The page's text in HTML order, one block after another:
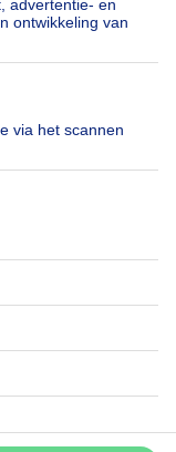
voorbehouden
Privacybeleid